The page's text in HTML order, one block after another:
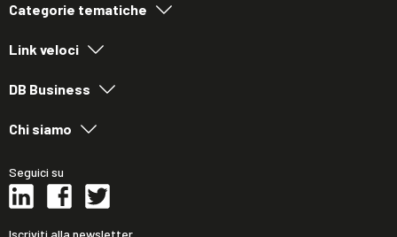
Categorie tematiche
Link veloci
DB Business
Chi siamo
Seguici su
Iscriviti alla newsletter